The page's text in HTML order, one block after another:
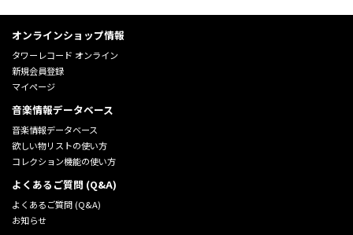
オンラインショップ情報
タワーレコード オンライン
新規会員登録
マイページ
音楽情報データベース
音楽情報データベース
欲しい物リストの使い方
コレクション機能の使い方
よくあるご質問 (Q&A)
よくあるご質問 (Q&A)
お知らせ